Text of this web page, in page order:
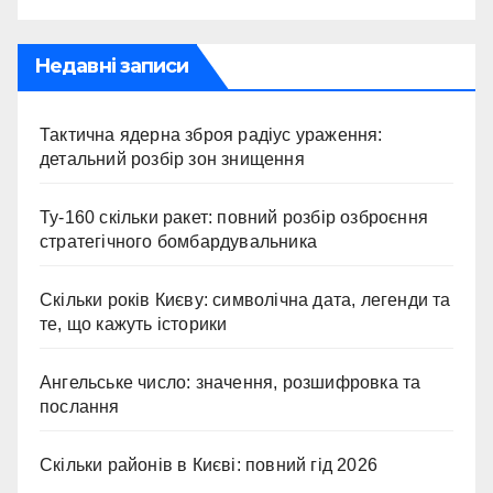
Недавні записи
Тактична ядерна зброя радіус ураження:
детальний розбір зон знищення
Ту-160 скільки ракет: повний розбір озброєння
стратегічного бомбардувальника
Скільки років Києву: символічна дата, легенди та
те, що кажуть історики
Ангельське число: значення, розшифровка та
послання
Скільки районів в Києві: повний гід 2026